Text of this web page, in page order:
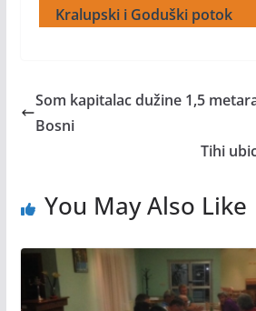
Kralupski i Goduški potok
Som kapitalac dužine 1,5
Bosni
Tihi
You May Also Like